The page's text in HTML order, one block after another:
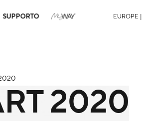
SUPPORTO EUROPE |
2020